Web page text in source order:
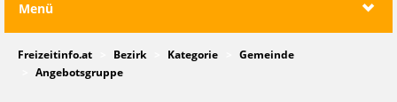
Menü
Freizeitinfo.at Bezirk Kategorie
Gemeinde
Angebotsgruppe